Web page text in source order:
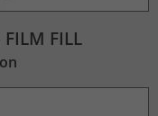
FILM FILL